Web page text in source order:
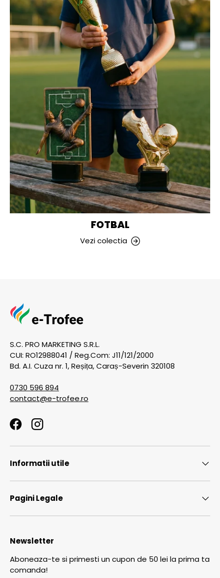
FOTBAL
Vezi colectia
S.C. PRO MARKETING S.R.L.
CUI: RO12988041 / Reg.Com: J11/121/2000
Bd. A.I. Cuza nr. 1, Reșița, Caraș-Severin 320108
0730 596 894
contact@e-trofee.ro
FacebookInstagram
Informatii utile
Pagini Legale
Newsletter
Aboneaza-te si primesti un cupon de 50 lei la prima ta
comanda!